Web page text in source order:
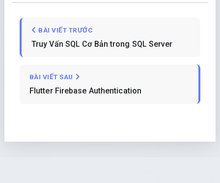
BÀI VIẾT TRƯỚC
Truy Vấn SQL Cơ Bản trong SQL Server
BÀI VIẾT SAU
Flutter Firebase Authentication